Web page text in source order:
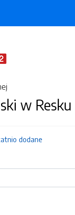
w Resku
dodane